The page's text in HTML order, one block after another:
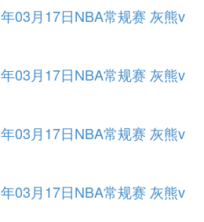
03月17日NBA常规赛 灰熊v
03月17日NBA常规赛 灰熊v
03月17日NBA常规赛 灰熊v
03月17日NBA常规赛 灰熊v